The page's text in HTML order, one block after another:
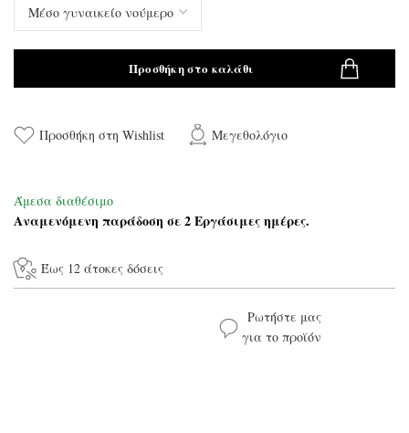
Προσθήκη στο καλάθι
Προσθήκη στη Wishlist Μεγεθολόγιο
Άμεσα διαθέσιμο
Αναμενόμενη παράδοση σε 2 Εργάσιμες ημέρες.
Έως 12 άτοκες δόσεις
Ρωτήστε μας
για το προϊόν